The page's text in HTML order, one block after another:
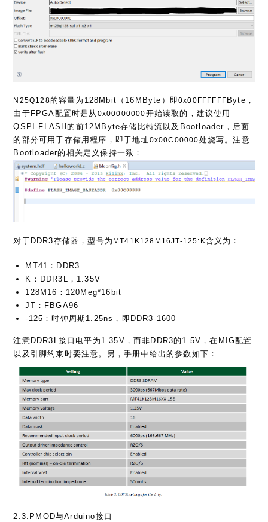
N25Q128的容量为128Mbit（16MByte）即0x00FFFFFF Byte，
由于FPGA配置时是从 0x00000000开始读取的，建议使用
QSPI-FLASH的前12MByte存储比特流以及Bootloader，后面
的部分可用于存储用程序，即于地址 0x00C00000处烧写。注意
Bootloader的相关定义保持一致：
对于DDR3存储器，型号为 MT41K128M16JT-125:K含义为：
MT41：DDR3
K：DDR3L，1.35V
128M16：120Meg*16bit
JT：FBGA96
-125：时钟周期1.25ns，即DDR3-1600
注意DDR3L接口电平为1.35V，而非DDR3的1.5V，在MIG配置
以及引脚约束时要注意。另，手册中给出的参数如下：
2.3.PMOD与Arduino接口